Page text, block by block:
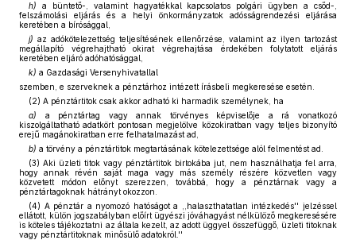
h) a büntető-, valamint hagyatékkal kapcsolatos polgári ügyben a csőd-,
felszámolási eljárás és a helyi önkormányzatok adósságrendezési eljárása
keretében a bírósággal,
j) az adókötelezettség teljesítésének ellenőrzése, valamint az ilyen tartozást
megállapító végrehajtható okirat végrehajtása érdekében folytatott eljárás
keretében eljáró adóhatósággal,
k) a Gazdasági Versenyhivatallal
szemben, e szerveknek a pénztárhoz intézett írásbeli megkeresése esetén.
(2) A pénztártitok csak akkor adható ki harmadik személynek, ha
a) a pénztártag vagy annak törvényes képviselője a rá vonatkozó
kiszolgáltatható adatkört pontosan megjelölve közokiratban vagy teljes bizonyító
erejű magánokiratban erre felhatalmazást ad,
b) a törvény a pénztártitok megtartásának kötelezettsége alól felmentést ad.
(3) Aki üzleti titok vagy pénztártitok birtokába jut, nem használhatja fel arra,
hogy annak révén saját maga vagy más személy részére közvetlen vagy
közvetett módon előnyt szerezzen, továbbá, hogy a pénztárnak vagy a
pénztártagoknak hátrányt okozzon.
(4) A pénztár a nyomozó hatóságot a ,,halaszthatatlan intézkedés'' jelzéssel
ellátott, külön jogszabályban előírt ügyészi jóváhagyást nélkülöző megkeresésére
is köteles tájékoztatni az általa kezelt, az adott üggyel összefüggő, üzleti titoknak
vagy pénztártitoknak minősülő adatokról.''